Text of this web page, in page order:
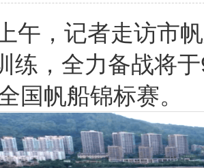
午，记者走访市
练，全力备战将
国帆船锦标赛。